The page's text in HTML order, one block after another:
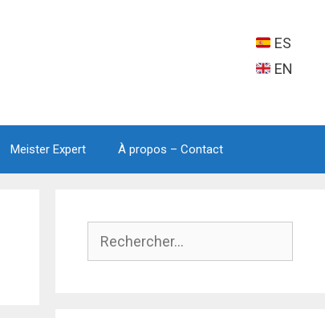
ES
EN
Meister Expert À propos – Contact